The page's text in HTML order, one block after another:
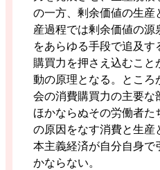
の一方、剰余価値の生産
産過程では剰余価値の源
をあらゆる手段で追及
購買力を押さえ込むこ
動の原理となる。ところ
会の消費購買力の主要な
ほかならぬその労働者
の原因をなす消費と生産
本主義経済が自分自身で
かならない。